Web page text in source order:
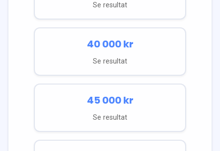
Se resultat
40 000kr
Se resultat
45 000kr
Se resultat